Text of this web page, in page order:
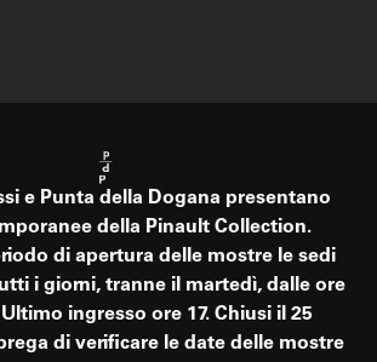
e Punta della Dogana presentano
della Pinault Collection.
di apertura delle mostre le sedi
i giorni, tranne il martedì, dalle ore
Ultimo ingresso ore 17. Chiusi il 25
di verificare le date delle mostre